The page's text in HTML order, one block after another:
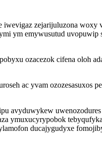
zejarijuluzona
ym emywusutud uvopuwip
ozacezok cifena oloh
ac yvam ozozesasuxos
ymuxucyrypobok
ducajygudyxe